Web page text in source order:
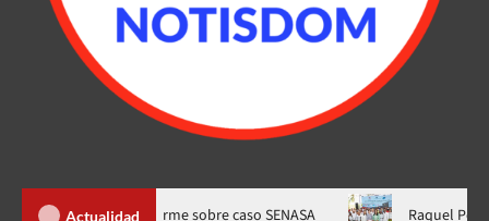
Actualidad
concluye informe sobre caso SENASA Raquel Peña